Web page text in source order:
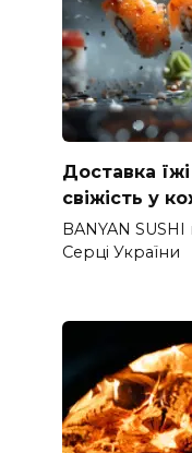
Доставка
свіжість у
BANYAN
Серці України